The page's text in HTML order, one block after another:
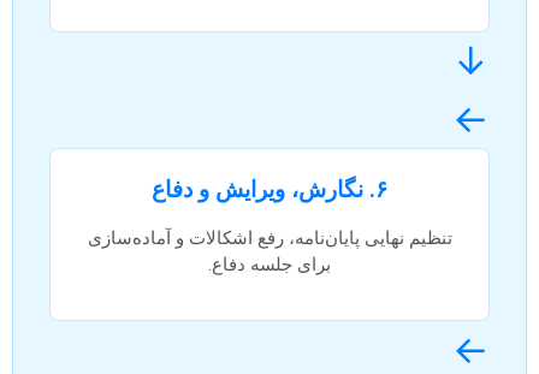
↓
←
۶. نگارش، ویرایش و دفاع
تنظیم نهایی پایان‌نامه، رفع اشکالات و آماده‌سازی
برای جلسه دفاع.
←